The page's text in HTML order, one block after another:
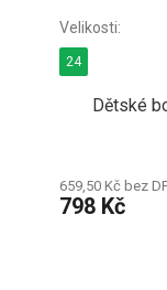
Dětské
659,50 Kč bez
798 Kč
24